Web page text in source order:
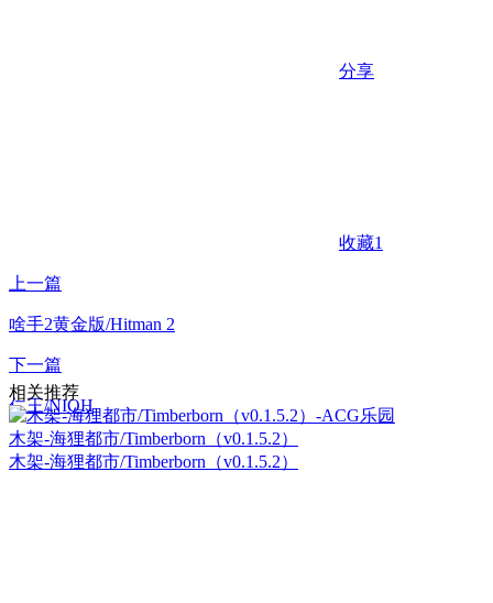
分享
收藏1
上一篇
啥手2黄金版/Hitman 2
下一篇
仁王/NIOH
相关推荐
木架-海狸都市/Timberborn（v0.1.5.2）
木架-海狸都市/Timberborn（v0.1.5.2）